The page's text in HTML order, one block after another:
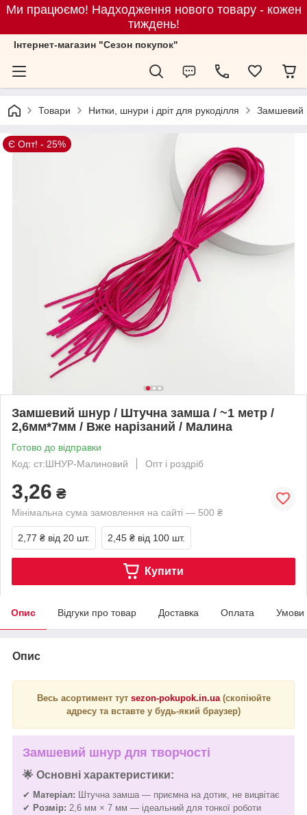
Ми працюємо! Надходження нового товару - кожен
тиждень!
Iнтернет-магазин "Сезон покупок"
Товари Нитки, шнури і дріт для рукоділля Замшевий
Є Опт! - 25%
Замшевий шнур / Штучна замша / ~1 метр /
2,6мм*7мм / Вже нарізаний / Малина
Готово до відправки
Код: ст:ШНУР-Малиновий
Опт і роздріб
3,26 ₴
Мінімальна сума замовлення на сайті — 500 ₴
2,77 ₴ від 20 шт. 2,45 ₴ від 100 шт.
Купити
Опис Відгуки про товар Доставка Оплата Умови
Опис
Весь асортимент тут sezon-pokupok.in.ua (скопіюйте
адресу та вставте у будь-який браузер)
Замшевий шнур для творчості
🌟 Основні характеристики:
✔ Матеріал: Штучна замша — приємна на дотик, не вицвітає
✔ Розмір: 2,6 мм × 7 мм — ідеальний для тонкої роботи